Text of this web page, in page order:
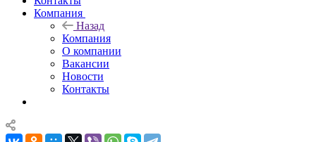
Компания
Назад
Компания
О компании
Вакансии
Новости
Контакты